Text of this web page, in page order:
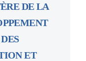
DE LA
ET